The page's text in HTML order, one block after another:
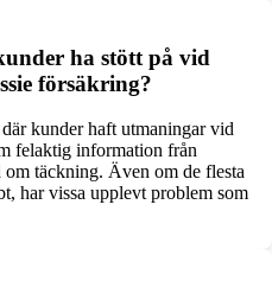
ha stött på vid
försäkring?
kunder haft utmaningar vid
felaktig information från
täckning. Även om de flesta
har vissa upplevt problem som